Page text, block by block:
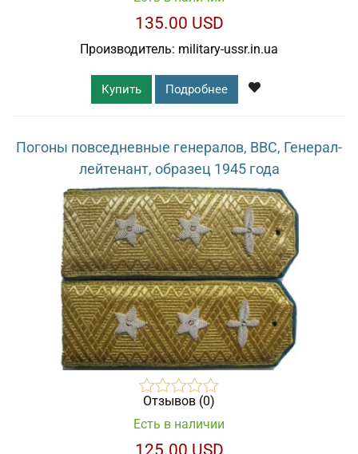
135.00 USD
Производитель: military-ussr.in.ua
Купить Подробнее
Погоны повседневные генералов, ВВС, Генерал-
лейтенант, образец 1945 года
Отзывов (0)
Есть в наличии
125.00 USD